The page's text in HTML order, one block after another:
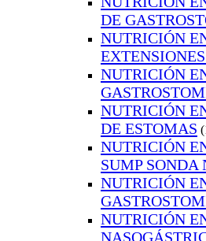
DE
NUTRICIÓN
NUTRICIÓN
NUTRICIÓN
DE ESTOMAS
NUTRICIÓN
SUMP SONDA
NUTRICIÓN
NUTRICIÓN